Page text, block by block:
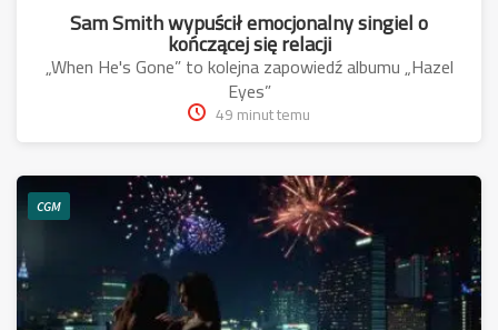
Sam Smith wypuścił emocjonalny singiel o
kończącej się relacji
„When He's Gone” to kolejna zapowiedź albumu „Hazel
Eyes”
49 minut temu
CGM